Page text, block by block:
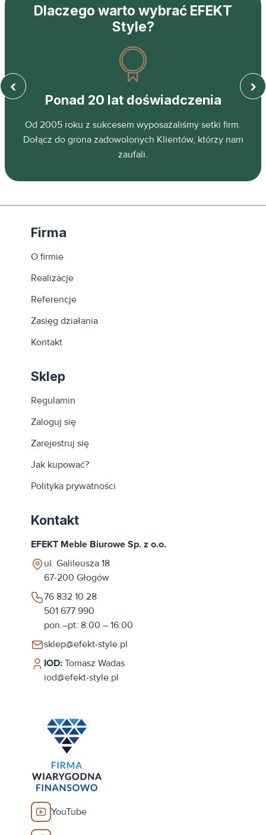
Dlaczego warto wybrać EFEKT
Style?
Ponad 20 lat doświadczenia
Od 2005 roku z sukcesem wyposażaliśmy setki firm.
Dołącz do grona zadowolonych Klientów, którzy nam
zaufali.
‹ ›
Firma
O firmie
Realizacje
Referencje
Zasięg działania
Kontakt
Sklep
Regulamin
Zaloguj się
Zarejestruj się
Jak kupować?
Polityka prywatności
Kontakt
EFEKT Meble Biurowe Sp. z o.o.
ul. Galileusza 18
67-200 Głogów
76 832 10 28
501 677 990
pon.–pt: 8:00 – 16:00
sklep@efekt-style.pl
IOD: Tomasz Wadas
iod@efekt-style.pl
YouTube